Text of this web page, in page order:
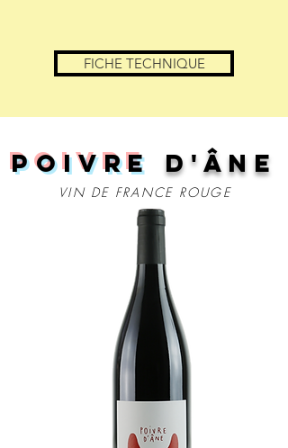
FICHE TECHNIQUE
Poivred'âne
VIN DE FRANCE ROUGE